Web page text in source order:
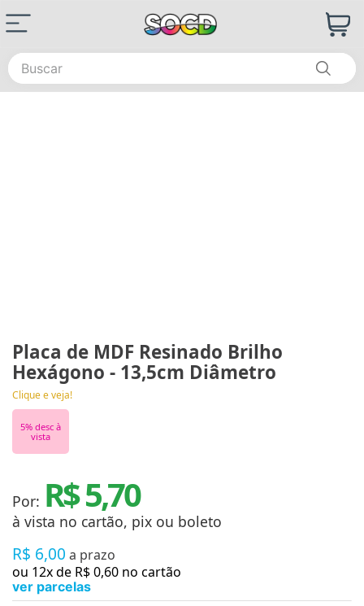
Buscar
Placa de MDF Resinado Brilho
Hexágono - 13,5cm Diâmetro
Clique e veja!
5% desc à
vista
Por: R$ 5,70
à vista no cartão, pix ou boleto
R$ 6,00 a prazo
ou 12x de R$0,60 no cartão
ver parcelas